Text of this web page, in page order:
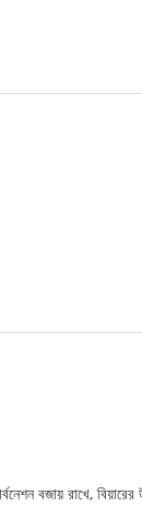
বজায় রাখে,